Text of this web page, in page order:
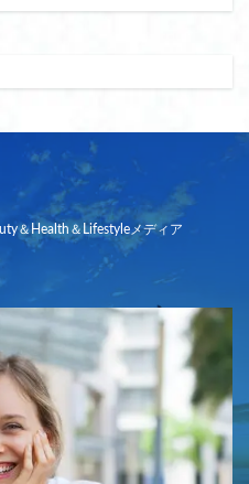
＆Health＆Lifestyleメディア